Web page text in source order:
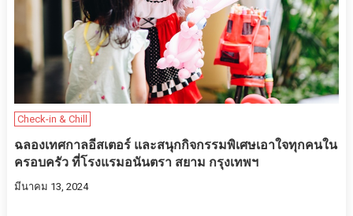
Check-in & Chill
ฉลองเทศกาลอีสเตอร์ และสนุกกิจกรรมพิเศษเอาใจทุกคนใน
ครอบครัว ที่โรงแรมอนันตรา สยาม กรุงเทพฯ
มีนาคม 13, 2024